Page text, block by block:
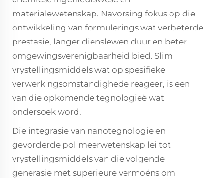
materialewetenskap. Navorsing fokus op die
ontwikkeling van formulerings wat verbeterde
prestasie, langer dienslewen duur en beter
omgewingsverenigbaarheid bied. Slim
vrystellingsmiddels wat op spesifieke
verwerkingsomstandighede reageer, is een
van die opkomende tegnologieë wat
ondersoek word.
Die integrasie van nanotegnologie en
gevorderde polimeerwetenskap lei tot
vrystellingsmiddels van die volgende
generasie met superieure vermoëns om